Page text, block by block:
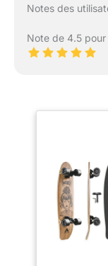
Notes des
Note de 4.5